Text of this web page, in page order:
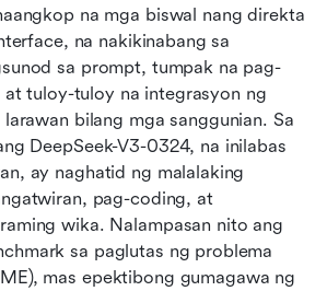
na mga biswal nang direkta
na nakikinabang sa
sa prompt, tumpak na pag-
tuloy-tuloy na integrasyon ng
bilang mga sanggunian. Sa
DeepSeek-V3-0324, na inilabas
ay naghatid ng malalaking
pag-coding, at
wika. Nalampasan nito ang
sa paglutas ng problema
mas epektibong gumagawa ng